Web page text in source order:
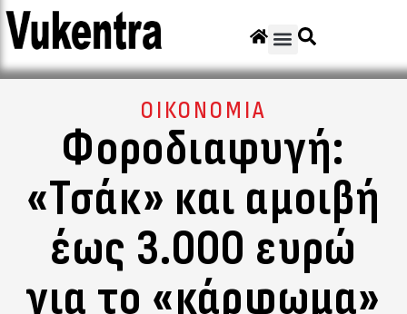
ΟΙΚΟΝΟΜΙΑ
Φοροδιαφυγή:
«Τσάκ» και αμοιβή
έως 3.000 ευρώ
για το «κάρφωμα»